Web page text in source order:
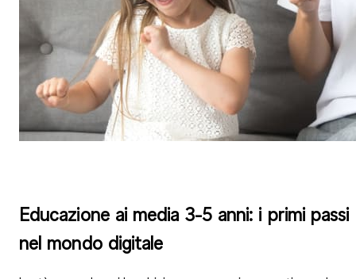
Educazione ai media 3-5 anni: i primi passi
nel mondo digitale